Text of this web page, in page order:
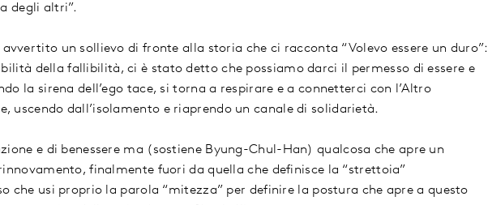
degli altri”.
un sollievo di fronte alla storia che ci racconta “Volevo essere un duro”:
della fallibilità, ci è stato detto che possiamo darci il permesso di essere e
la sirena dell’ego tace, si torna a respirare e a connetterci con l’Altro
uscendo dall’isolamento e riaprendo un canale di solidarietà.
e di benessere ma (sostiene Byung-Chul-Han) qualcosa che apre un
finalmente fuori da quella che definisce la “strettoia”
che usi proprio la parola “mitezza” per definire la postura che apre a questo